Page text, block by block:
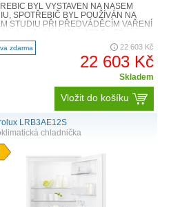
BYL VYSTAVEN NA NAŠEM
SPOTŘEBIČ BYL POUŽÍVÁN NA
STUDIU PŘI PŘEDVÁDĚCÍM VAŘENÍ
zdarma 22 603 Kč
22 603 Kč
Skladem
Vložit do košíku
LRB3AE12S
chladnička